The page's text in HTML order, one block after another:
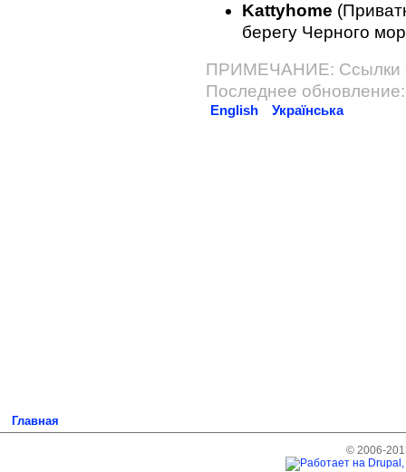
Kattyhome
берегу Черного
ПРИМЕЧАНИЕ: Ссылки
Последнее
English Українська
Главная
© 2006-